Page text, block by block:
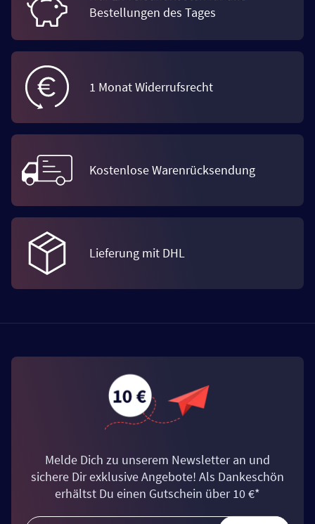
Bestellungen des Tages
1 Monat Widerrufsrecht
Kostenlose Warenrücksendung
Lieferung mit DHL
Melde Dich zu unserem Newsletter an und
sichere Dir exklusive Angebote! Als Dankeschön
erhältst Du einen Gutschein über 10 €*